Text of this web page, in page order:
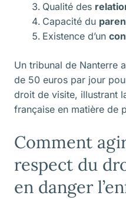
Qualité des
Capacité du
Existence d’un
Un tribunal de Nanterre
de 50 euros par jour
droit de visite, illustrant
française en matière de
Comment
respect du
en danger